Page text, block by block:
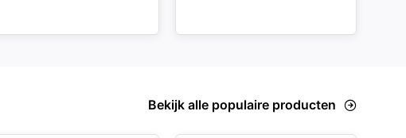
Bekijk alle populaire producten